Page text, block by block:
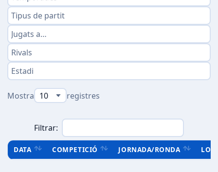
Mostra registres
Filtrar:
DATA COMPETICIÓ JORNADA/RONDA